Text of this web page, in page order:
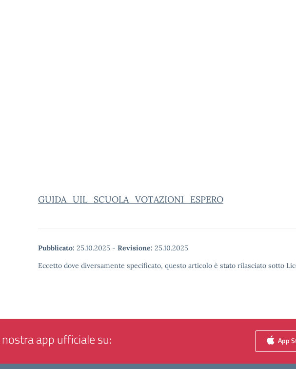
GUIDA_UIL_SCUOLA_VOTAZIONI_ESPERO
Pubblicato: 25.10.2025 - Revisione: 25.10.2025
Eccetto dove diversamente specificato, questo articolo è stato rilasciato sotto
nostra app ufficiale su: App